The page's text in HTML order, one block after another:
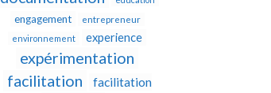
engagement
entrepreneur
environnement
experience
expérimentation
facilitation
facilitation